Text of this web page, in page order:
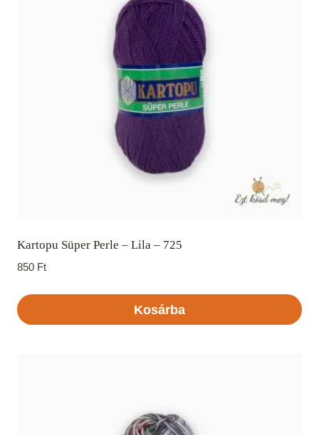
Kartopu Süper Perle – Lila – 725
850 Ft
Kosárba